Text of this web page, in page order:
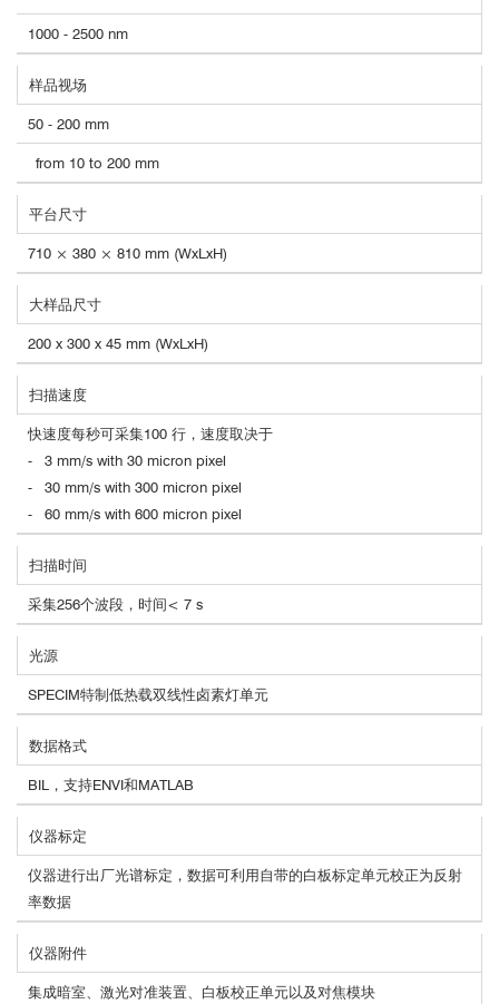
1000 - 2500 nm
样品视场
50 - 200 mm
from 10 to 200 mm
平台尺寸
710 × 380 × 810 mm (WxLxH)
大样品尺寸
200 x 300 x 45 mm (WxLxH)
扫描速度
快速度每秒可采集100 行，速度取决于
- 3 mm/s with 30 micron pixel
- 30 mm/s with 300 micron pixel
- 60 mm/s with 600 micron pixel
扫描时间
采集256个波段，时间< 7 s
光源
SPECIM特制低热载双线性卤素灯单元
数据格式
BIL，支持ENVI和MATLAB
仪器标定
仪器进行出厂光谱标定，数据可利用自带的白板标定单元校正为反射
率数据
仪器附件
集成暗室、激光对准装置、白板校正单元以及对焦模块